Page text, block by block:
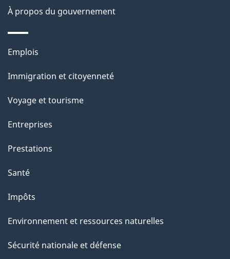
n
s
u
r
c
t
t
a
e
À propos du gouvernement
Thèmes
sujets
Emplois
Immigration et citoyenneté
Voyage et tourisme
Entreprises
Prestations
Santé
Impôts
Environnement et ressources naturelles
Sécurité nationale et défense